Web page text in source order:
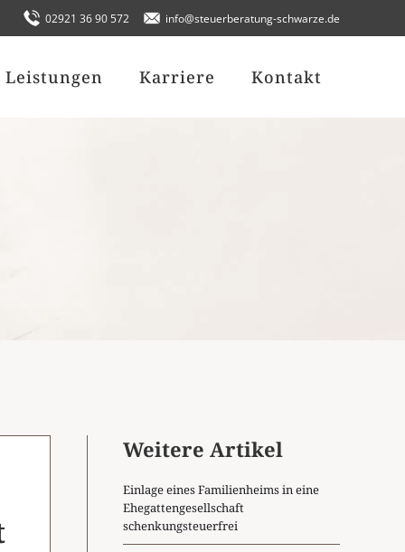
02921 36 90 572 info@steuerberatung-schwarze.de
Leistungen Karriere Kontakt
Weitere Artikel
Einlage eines Familienheims in eine
Ehegattengesellschaft
schenkungsteuerfrei